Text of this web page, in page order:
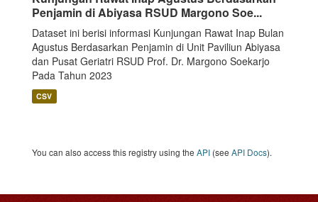
Penjamin di Abiyasa RSUD Margono Soe...
Dataset ini berisi informasi Kunjungan Rawat Inap Bulan
Agustus Berdasarkan Penjamin di Unit Paviliun Abiyasa
dan Pusat Geriatri RSUD Prof. Dr. Margono Soekarjo
Pada Tahun 2023
CSV
You can also access this registry using the API (see API Docs).